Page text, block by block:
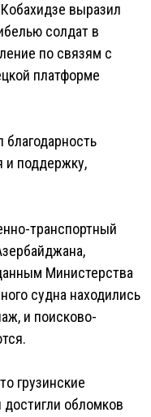
выразил
солдат в
по связям с
платформе
и поддержку,
транспортный
Министерства
судна находились
и поисково-
грузинские
обломков